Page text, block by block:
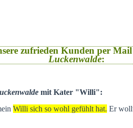
zufrieden Kunden per
Luckenwalde:
mit Kater "Willi":
Willi sich so wohl gefühlt hat. Er